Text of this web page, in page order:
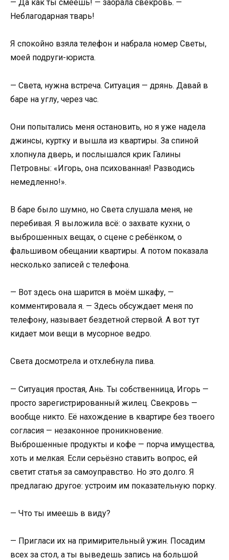
— Да как ты смеешь! — заорала свекровь. —
Неблагодарная тварь!
Я спокойно взяла телефон и набрала номер Светы,
моей подруги-юриста.
— Света, нужна встреча. Ситуация — дрянь. Давай в
баре на углу, через час.
Они попытались меня остановить, но я уже надела
джинсы, куртку и вышла из квартиры. За спиной
хлопнула дверь, и послышался крик Галины
Петровны: «Игорь, она психованная! Разводись
немедленно!».
В баре было шумно, но Света слушала меня, не
перебивая. Я выложила всё: о захвате кухни, о
выброшенных вещах, о сцене с ребёнком, о
фальшивом обещании квартиры. А потом показала
несколько записей с телефона.
— Вот здесь она шарится в моём шкафу, —
комментировала я. — Здесь обсуждает меня по
телефону, называет бездетной стервой. А вот тут
кидает мои вещи в мусорное ведро.
Света досмотрела и отхлебнула пива.
— Ситуация простая, Ань. Ты собственница, Игорь —
просто зарегистрированный жилец. Свекровь —
вообще никто. Её нахождение в квартире без твоего
согласия — незаконное проникновение.
Выброшенные продукты и кофе — порча имущества,
хоть и мелкая. Если серьёзно ставить вопрос, ей
светит статья за самоуправство. Но это долго. Я
предлагаю другое: устроим им показательную порку.
— Что ты имеешь в виду?
— Пригласи их на примирительный ужин. Посадим
всех за стол, а ты выведешь запись на большой